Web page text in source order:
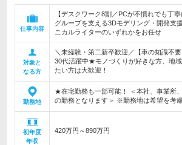
仕事内容
【デスクワーク8割／PCが不慣れでも丁
グループを支える3Dモデリング・開発支
ニカルライターのいずれかをお任せ
対象と
なる方
＼未経験・第二新卒歓迎／【車の知識不
30代活躍中★モノづくりが好きな方、地
たい方は大歓迎！
勤務地
★在宅勤務も一部可能！ ＜本社、事業所
の勤務となります＞ ※勤務地は希望を考
初年度
年収
420万円～890万円